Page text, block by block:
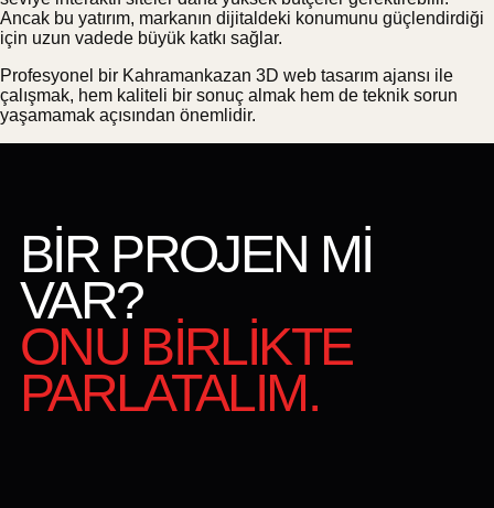
Ancak bu yatırım, markanın dijitaldeki konumunu güçlendirdiği
için uzun vadede büyük katkı sağlar.
Profesyonel bir Kahramankazan 3D web tasarım ajansı ile
çalışmak, hem kaliteli bir sonuç almak hem de teknik sorun
yaşamamak açısından önemlidir.
BİR PROJEN Mİ
VAR?
ONU BİRLİKTE
PARLATALIM.